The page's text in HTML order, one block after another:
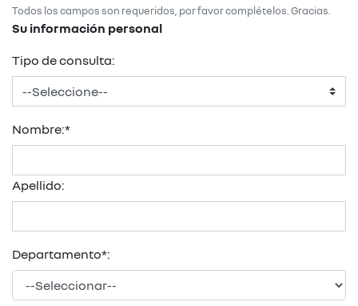
Todos los campos son requeridos, por favor complételos. Gracias.
Su información personal
Tipo de consulta:
Nombre:*
Apellido:
Departamento*: